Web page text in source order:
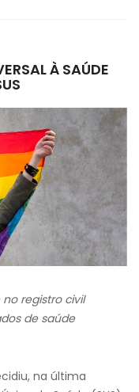
À SAÚDE
registro civil
de saúde
na última